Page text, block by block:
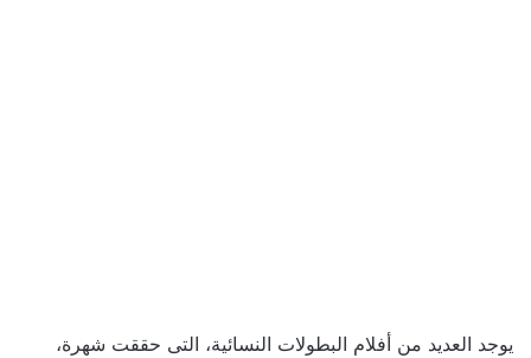
يوجد العديد من أفلام البطولات النسائية، التى حققت شهرة،